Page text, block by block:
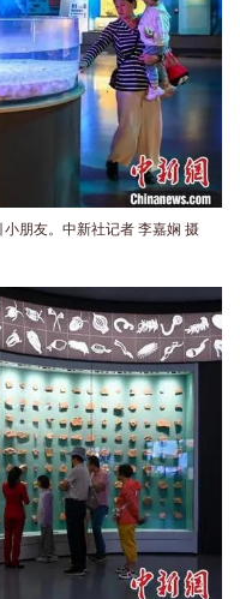
朋友。中新社记者 李嘉娴 摄